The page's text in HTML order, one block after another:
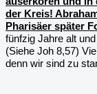
der Kreis!
Pharisäer später
fünfzig Jahre alt
(Siehe Joh 8,57)
denn wir sind zu